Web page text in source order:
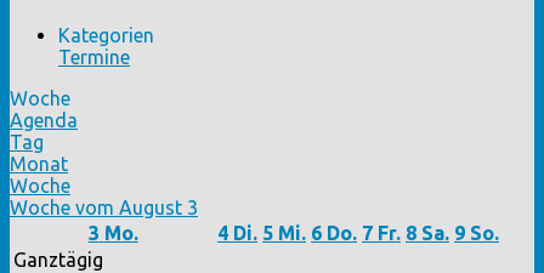
Kategorien
Termine
Woche
Agenda
Tag
Monat
Woche
Woche vom August 3
3 Mo. 4 Di. 5 Mi. 6 Do. 7 Fr. 8 Sa. 9 So.
Ganztägig